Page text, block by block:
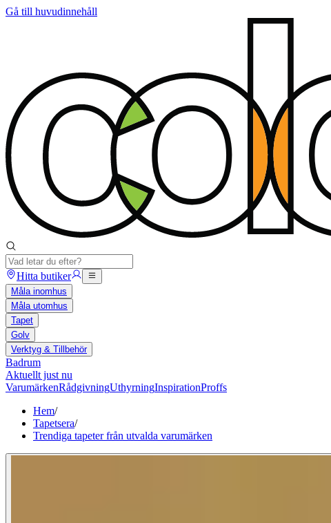
Gå till huvudinnehåll
Hitta butiker
Måla inomhus
Måla utomhus
Tapet
Golv
Verktyg & Tillbehör
Badrum
Aktuellt just nu
VarumärkenRådgivningUthyrningInspirationProffs
Hem/
Tapetsera/
Trendiga tapeter från utvalda varumärken